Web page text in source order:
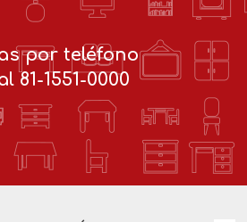
por teléfono
1551-0000